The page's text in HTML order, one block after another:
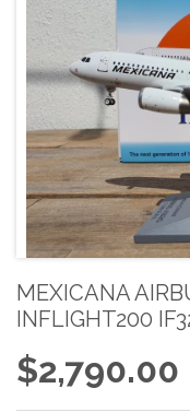
MEXICANA
INFLIGHT200
$2,790.00